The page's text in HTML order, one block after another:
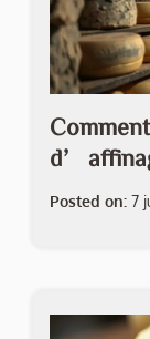
Posted on: 7